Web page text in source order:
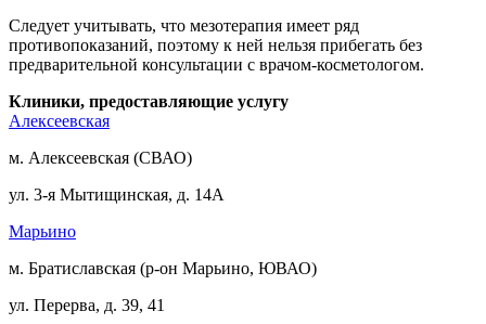
Следует учитывать, что мезотерапия имеет ряд
противопоказаний, поэтому к ней нельзя прибегать без
предварительной консультации с врачом-косметологом.
Клиники, предоставляющие услугу
Алексеевская
м. Алексеевская (СВАО)
ул. 3-я Мытищинская, д. 14А
Марьино
м. Братиславская (р-он Марьино, ЮВАО)
ул. Перерва, д. 39, 41